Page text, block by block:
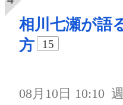
相川七瀬が語
方
15
08月10日 10:10